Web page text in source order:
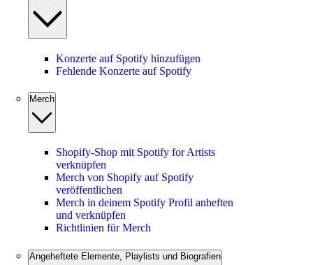
Konzerte auf Spotify hinzufügen
Fehlende Konzerte auf Spotify
Merch
Shopify-Shop mit Spotify for Artists
verknüpfen
Merch von Shopify auf Spotify
veröffentlichen
Merch in deinem Spotify Profil anheften
und verknüpfen
Richtlinien für Merch
Angeheftete Elemente, Playlists und Biografien